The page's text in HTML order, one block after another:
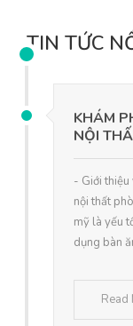
TIN TỨC
KHÁM
NỘI
- Giới thiệu
nội thất
mỹ là yếu
dụng bàn
Read